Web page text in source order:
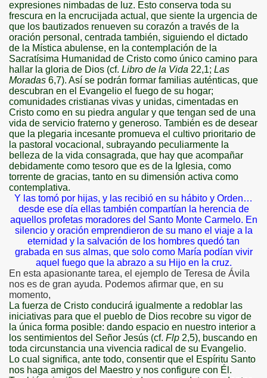
expresiones nimbadas de luz. Esto conserva toda su
frescura en la encrucijada actual, que siente la urgencia de
que los bautizados renueven su corazón a través de la
oración personal, centrada también, siguiendo el dictado
de la Mística abulense, en la contemplación de la
Sacratísima Humanidad de Cristo como único camino para
hallar la gloria de Dios (cf. Libro de la Vida 22,1; Las
Moradas 6,7). Así se podrán formar familias auténticas, que
descubran en el Evangelio el fuego de su hogar;
comunidades cristianas vivas y unidas, cimentadas en
Cristo como en su piedra angular y que tengan sed de una
vida de servicio fraterno y generoso. También es de desear
que la plegaria incesante promueva el cultivo prioritario de
la pastoral vocacional, subrayando peculiarmente la
belleza de la vida consagrada, que hay que acompañar
debidamente como tesoro que es de la Iglesia, como
torrente de gracias, tanto en su dimensión activa como
contemplativa.
Y las tomó por hijas, y las recibió en su hábito y Orden…
desde ese día ellas también compartían la herencia de
aquellos profetas moradores del Santo Monte Carmelo. En
silencio y oración emprendieron de su mano el viaje a la
eternidad y la salvación de los hombres quedó tan
grabada en sus almas, que solo como María podían vivir
aquel fuego que la abrazo a su Hijo en la cruz.
En esta apasionante tarea, el ejemplo de Teresa de Ávila
nos es de gran ayuda. Podemos afirmar que, en su
momento,
La fuerza de Cristo conducirá igualmente a redoblar las
iniciativas para que el pueblo de Dios recobre su vigor de
la única forma posible: dando espacio en nuestro interior a
los sentimientos del Señor Jesús (cf. Flp 2,5), buscando en
toda circunstancia una vivencia radical de su Evangelio.
Lo cual significa, ante todo, consentir que el Espíritu Santo
nos haga amigos del Maestro y nos configure con Él.